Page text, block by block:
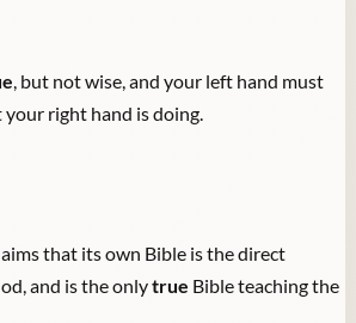
, but not wise, and your left hand must
right hand is doing.
that its own Bible is the direct
and is the onlytrue Bible teaching the